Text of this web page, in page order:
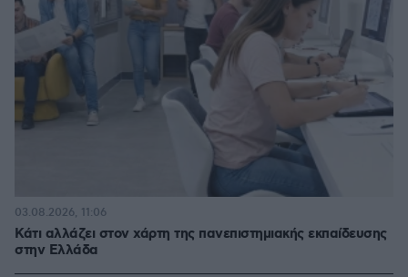
Κάτι αλλάζει στον χάρτη της πανεπιστημιακής εκπαίδευσης
στην Ελλάδα
03.08.2026, 11:06